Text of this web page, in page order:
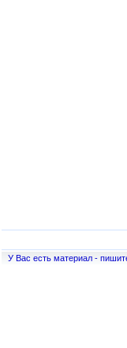
У Вас есть материал -